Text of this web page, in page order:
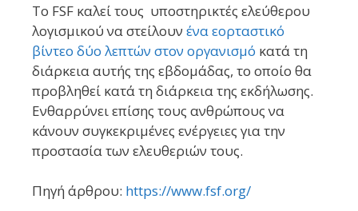
Το FSF καλεί τους υποστηρικτές ελεύθερου
λογισμικού να στείλουν ένα εορταστικό
βίντεο δύο λεπτών στον οργανισμό κατά τη
διάρκεια αυτής της εβδομάδας, το οποίο θα
προβληθεί κατά τη διάρκεια της εκδήλωσης.
Ενθαρρύνει επίσης τους ανθρώπους να
κάνουν συγκεκριμένες ενέργειες για την
προστασία των ελευθεριών τους.
Πηγή άρθρου: https://www.fsf.org/